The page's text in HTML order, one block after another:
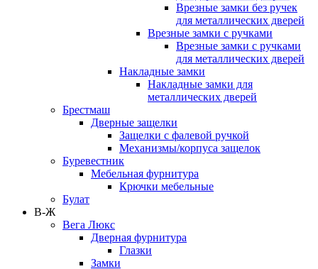
Врезные замки без ручек
для металлических дверей
Врезные замки с ручками
Врезные замки с ручками
для металлических дверей
Накладные замки
Накладные замки для
металлических дверей
Брестмаш
Дверные защелки
Защелки с фалевой ручкой
Механизмы/корпуса защелок
Буревестник
Мебельная фурнитура
Крючки мебельные
Булат
В-Ж
Вега Люкс
Дверная фурнитура
Глазки
Замки